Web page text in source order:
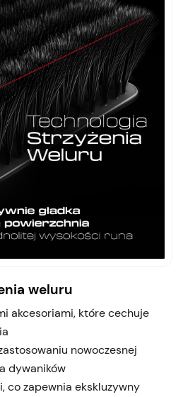
weluru
akcesoriami, które cechuje
nowoczesnej
dywaników
co zapewnia ekskluzywny